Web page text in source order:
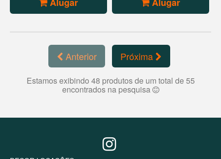
Alugar Alugar
Anterior Próxima
Estamos exibindo 48 produtos de um total de 55
encontrados na pesquisa